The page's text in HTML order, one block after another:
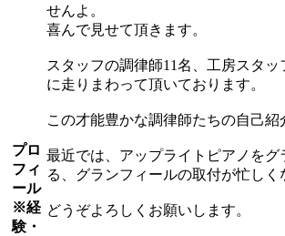
プロ
フィ
ール
※経
験・
せんよ。
喜んで見せて頂きます。
スタッフの調律師11名、工房スタ
に走りまわって頂いております。
この才能豊かな調律師たちの自己
最近では、アップライトピアノを
る、グランフィールの取付が忙しく
どうぞよろしくお願いします。